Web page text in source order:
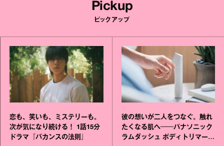
Pickup
ピックアップ
恋も、笑いも、ミステリーも。
次が気になり続ける！ 1話15分
ドラマ『バカンスの法則』
彼の想いが二人をつなぐ。触れ
たくなる肌へ──パナソニック
ラムダッシュ ボディトリマーが